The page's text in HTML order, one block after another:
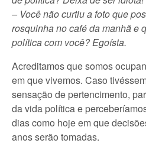
– Você não curtiu a foto que
rosquinha no café da manhã e
política com você? Egoísta.
Acreditamos que somos
em que vivemos. Caso
sensação de pertencimento,
da vida política e
dias como hoje em que
anos serão tomadas.